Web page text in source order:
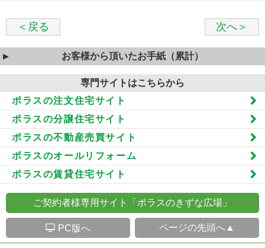
＜戻る 次へ＞
お客様から頂いたお手紙（累計）
専門サイトはこちらから
ポラスの注文住宅サイト
ポラスの分譲住宅サイト
ポラスの不動産売買サイト
ポラスのオールリフォーム
ポラスの賃貸住宅サイト
ご契約者様専用サイト「ポラスのきずな広場」
S PC版へ ページの先頭へ▲